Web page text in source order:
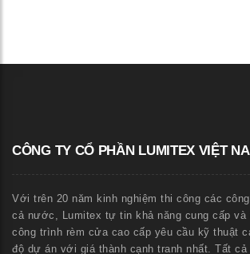
CÔNG TY CỔ PHẦN LUMITEX VIỆT
Với trên 20 năm kinh nghiệm thi công các
cả nước, Lumitex tự tin khả năng cung cấp và
công trình rèm cửa cao cấp yêu cầu kỹ thuật
độ dự án với giá thành cạnh tranh nhất. Tất